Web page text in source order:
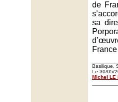
de
sa
Basilique,
Le 30/05/
Michel LE